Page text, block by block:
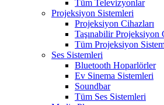
Tüm Televizyonlar
Projeksiyon Sistemleri
Projeksiyon Cihazları
Taşınabilir Projeksiyon
Tüm Projeksiyon
Ses Sistemleri
Bluetooth Hoparlörler
Ev Sinema Sistemleri
Soundbar
Tüm Ses Sistemleri